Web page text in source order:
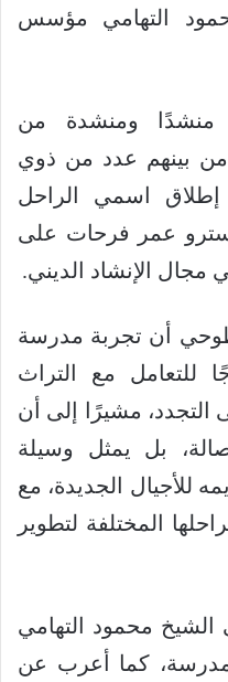
التهامي مؤسس
وشهد الحفل تخريج 80 منشدًا ومنشدة من
من بينهم عدد من ذوي
إطلاق اسمي الراحل
عمر فرحات على
مجال الإنشاد الديني.
أن تجربة مدرسة
للتعامل مع التراث
التجدد، مشيرًا إلى أن
بل يمثل وسيلة
للأجيال الجديدة، مع
المختلفة لتطوير
محمود التهامي
كما أعرب عن